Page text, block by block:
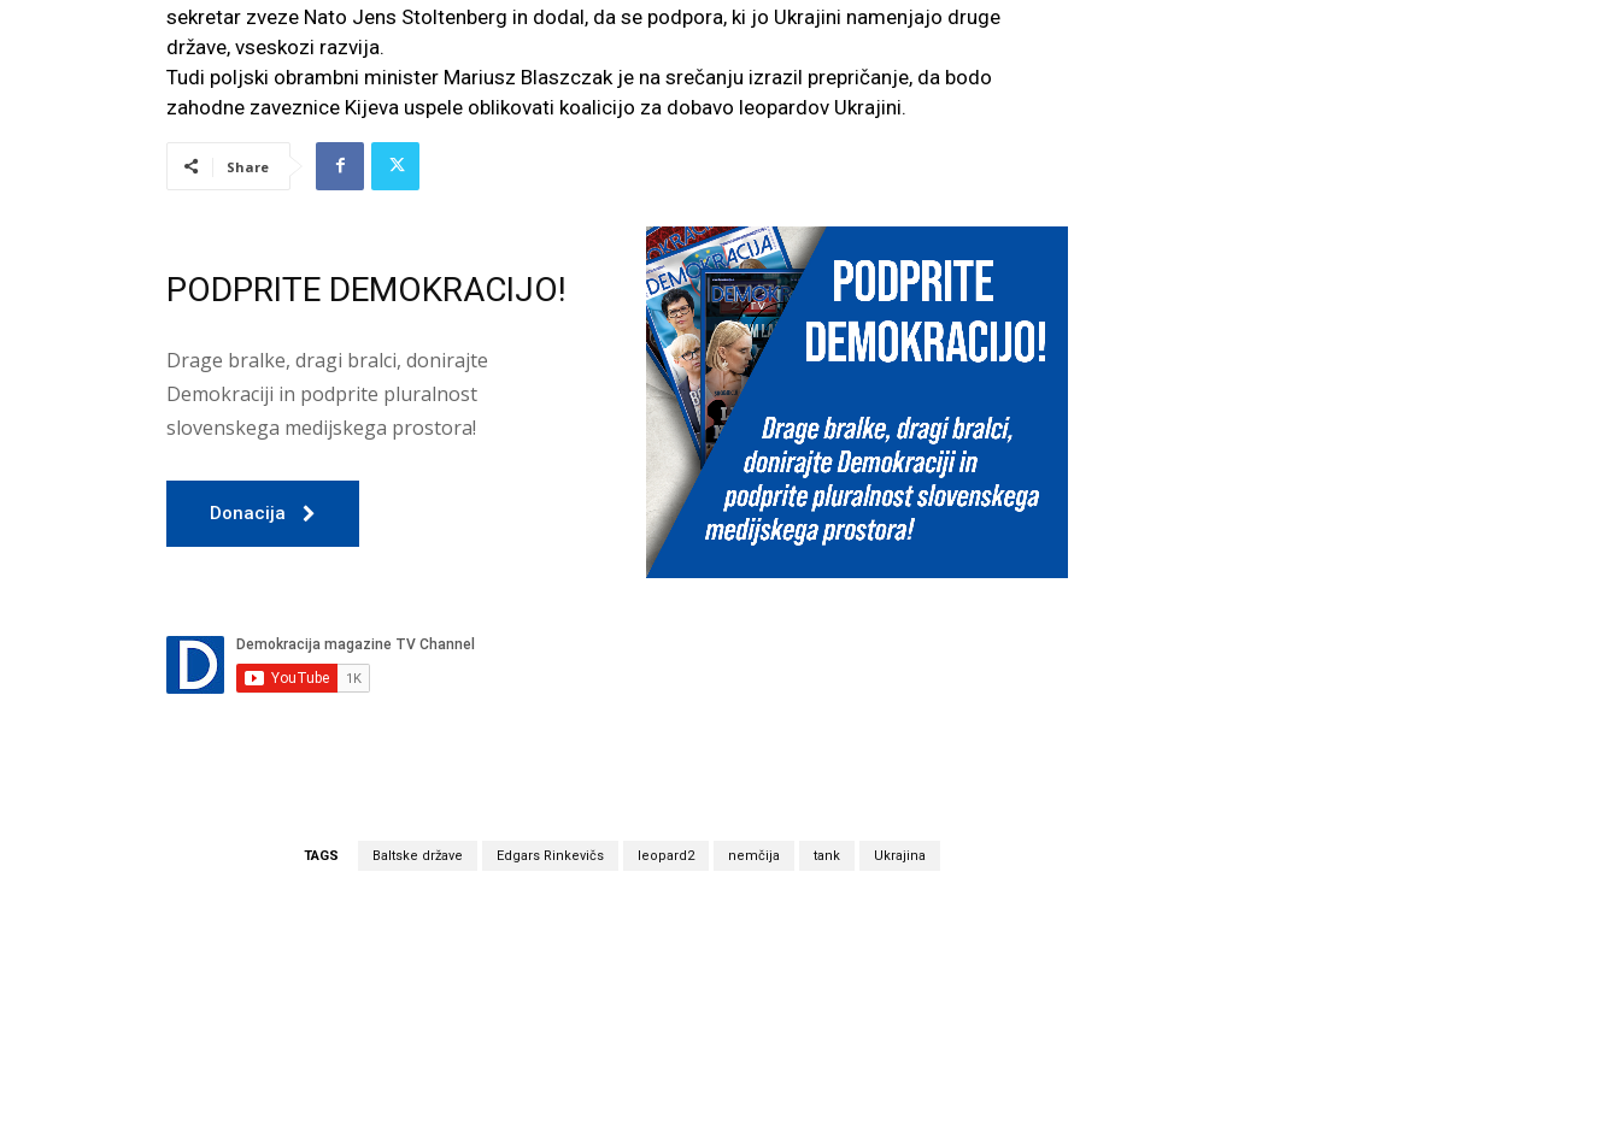
sekretar zveze Nato Jens Stoltenberg in dodal, da se podpora, ki jo Ukrajini namenjajo druge
države, vseskozi razvija.
Tudi poljski obrambni minister Mariusz Blaszczak je na srečanju izrazil prepričanje, da bodo
zahodne zaveznice Kijeva uspele oblikovati koalicijo za dobavo leopardov Ukrajini.
Share
PODPRITE DEMOKRACIJO!
Drage bralke, dragi bralci, donirajte
Demokraciji in podprite pluralnost
slovenskega medijskega prostora!
Donacija
TAGS Baltske države Edgars Rinkevičs leopard2 nemčija tank Ukrajina